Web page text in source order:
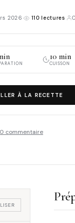
2026 · 110 lectures
10 min
CUISSON
À LA RECETTE
0 commentaire